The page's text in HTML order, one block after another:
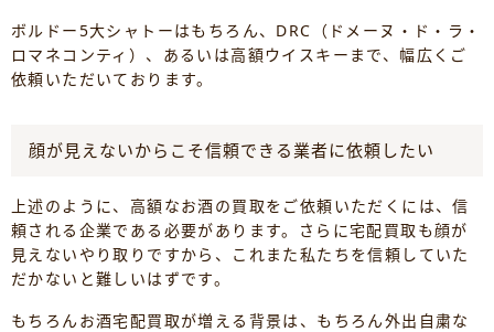
ボルドー5大シャトーはもちろん、DRC（ドメーヌ・ド・ラ・
ロマネコンティ）、あるいは高額ウイスキーまで、幅広くご
依頼いただいております。
顔が見えないからこそ信頼できる業者に依頼したい
上述のように、高額なお酒の買取をご依頼いただくには、信
頼される企業である必要があります。さらに宅配買取も顔が
見えないやり取りですから、これまた私たちを信頼していた
だかないと難しいはずです。
もちろんお酒宅配買取が増える背景は、もちろん外出自粛な